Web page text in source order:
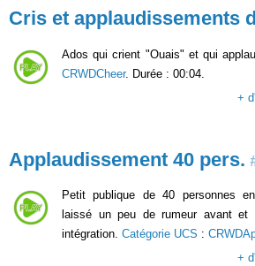
Cris et applaudissements
Ados qui crient "Ouais" et qui
CRWDCheer. Durée : 00:04.
+
Applaudissement 40 pers.
Petit publique de 40 personnes
laissé un peu de rumeur avant et
intégration. Catégorie UCS :
+